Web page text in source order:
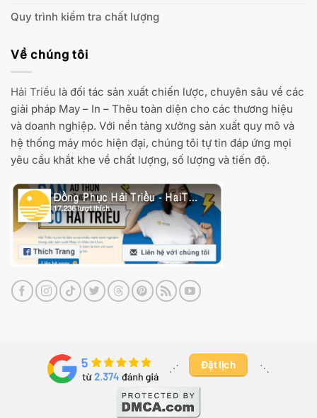
Quy trình kiểm tra chất lượng
Về chúng tôi
Hải Triều là đối tác sản xuất chiến lược, chuyên sâu về các
giải pháp May – In – Thêu toàn diện cho các thương hiệu
và doanh nghiệp. Với nền tảng xưởng sản xuất quy mô và
hệ thống máy móc hiện đại, chúng tôi tự tin đáp ứng mọi
yêu cầu khắt khe về chất lượng, số lượng và tiến độ.
⋰ ​ Đặt lịch ⋱